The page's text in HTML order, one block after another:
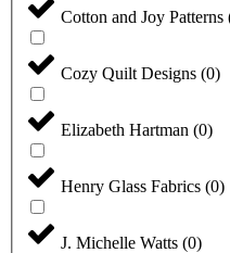
Cotton and Joy Patterns
Cozy Quilt Designs (0)
Elizabeth Hartman (0)
Henry Glass Fabrics (0)
J. Michelle Watts (0)